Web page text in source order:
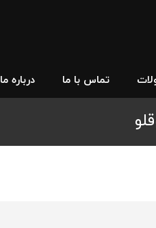
تماس با ما درباره ما